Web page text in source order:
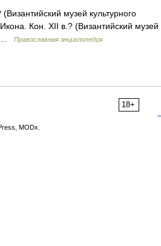
музей культурного
Кон. XII в.? (Византийский музей
…
Православная энциклопедия
18+
MODx.